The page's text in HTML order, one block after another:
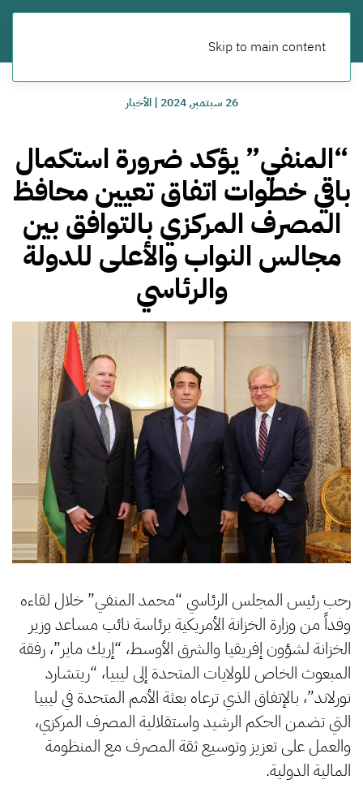
Skip to main content
26 سبتمبر, 2024 |الأخبار
“المنفي” يؤكد ضرورة استكمال
باقي خطوات اتفاق تعيين محافظ
المصرف المركزي بالتوافق بين
مجالس النواب والأعلى للدولة
والرئاسي
رحب رئيس المجلس الرئاسي “محمد المنفي” خلال لقاءه
وفداً من وزارة الخزانة الأمريكية برئاسة نائب مساعد وزير
الخزانة لشؤون إفريقيا والشرق الأوسط، “إريك ماير”، رفقة
المبعوث الخاص للولايات المتحدة إلى ليبيا، “ريتشارد
نورلاند”، بالإتفاق الذي ترعاه بعثة الأمم المتحدة في ليبيا
التي تضمن الحكم الرشيد واستقلالية المصرف المركزي،
والعمل على تعزيز وتوسيع ثقة المصرف مع المنظومة
المالية الدولية.